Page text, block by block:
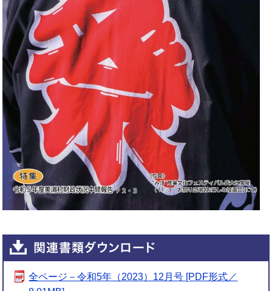
全ページ－令和5年（2023）12月号 [PDF形式／